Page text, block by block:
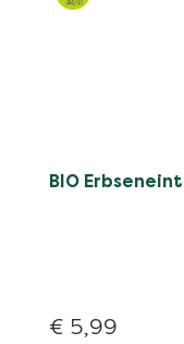
BIO
€ 5,99